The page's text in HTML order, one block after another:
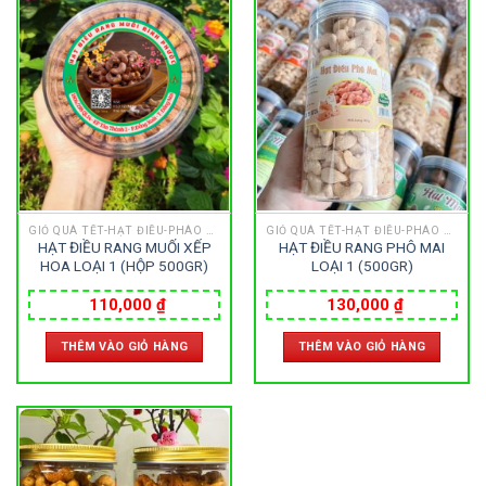
Loại Máy
513
Máy Cơ
91
Máy Eco Drive
417
Máy Pin
Giới tính
753
Nam Nữ
13
Unisex
Nước sản xuất
Anh Quốc Áo Đức
49
Mỹ Nhật
HẠT ĐIỀU RANG MUỐI XẾP
HOA LOẠI 1 (HỘP 500GR)
110,000 ₫
THÊM VÀO GIỎ HÀNG
HẠT ĐIỀU RANG PHÔ MAI
LOẠI 1 (500GR)
130,000 ₫
THÊM VÀO GIỎ HÀNG